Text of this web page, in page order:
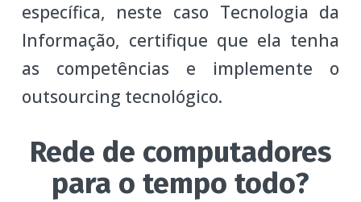
específica, neste caso Tecnologia da
Informação, certifique que ela tenha
as competências e implemente o
outsourcing tecnológico.
Rede de computadores
para o tempo todo?